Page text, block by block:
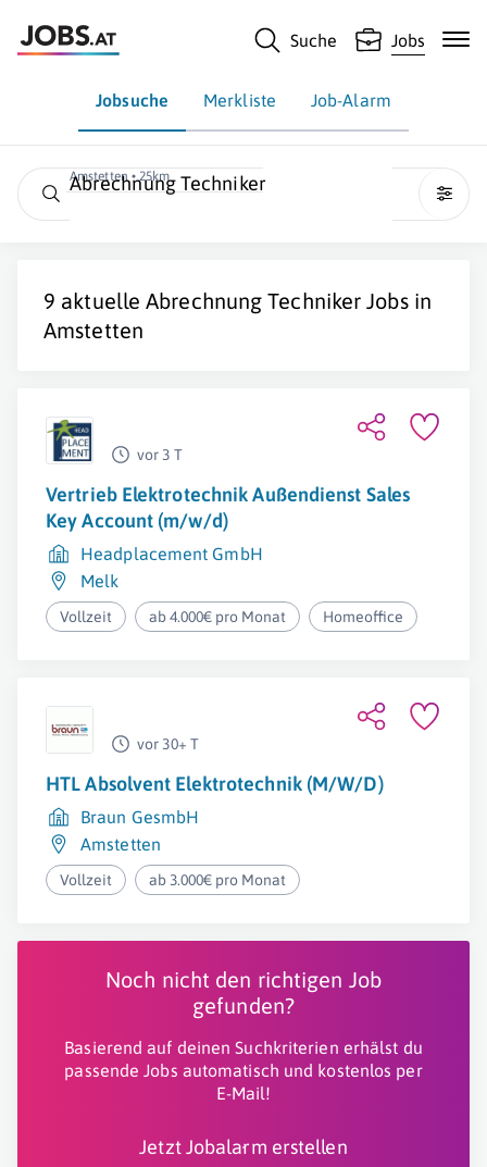
Suche Jobs
Jobsuche Merkliste Job-Alarm
Amstetten • 25km
Abrechnung Techniker
9 aktuelleAbrechnung Techniker Jobs in
Amstetten
vor 3 T
Vertrieb Elektrotechnik Außendienst Sales
Key Account (m/w/d)
Headplacement GmbH
Melk
Vollzeit ab 4.000€ pro Monat Homeoffice
vor 30+ T
HTL Absolvent Elektrotechnik (M/W/D)
Braun GesmbH
Amstetten
Vollzeit ab 3.000€ pro Monat
Noch nicht den richtigen Job
gefunden?
Basierend auf deinen Suchkriterien erhälst du
passende Jobs automatisch und kostenlos per
E-Mail!
Jetzt Jobalarm erstellen